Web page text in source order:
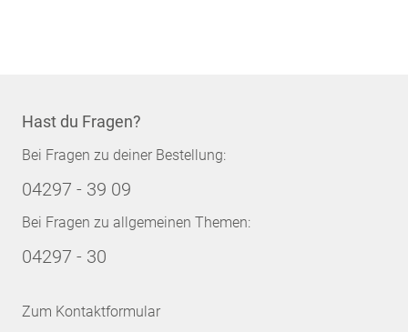
Hast du Fragen?
Bei Fragen zu deiner Bestellung:
04297 - 39 09
Bei Fragen zu allgemeinen Themen:
04297 - 30
Zum Kontaktformular